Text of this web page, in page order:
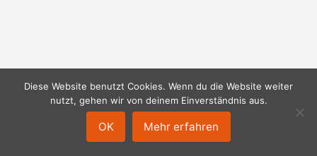
Diese Website benutzt Cookies. Wenn du die Website weiter
nutzt, gehen wir von deinem Einverständnis aus.
OK Mehr erfahren